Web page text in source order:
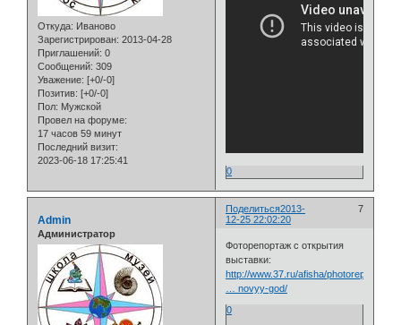
Откуда: Иваново
Зарегистрирован: 2013-04-28
Приглашений: 0
Сообщений: 309
Уважение: [+0/-0]
Позитив: [+0/-0]
Пол: Мужской
Провел на форуме:
17 часов 59 минут
Последний визит:
2023-06-18 17:25:41
0
Поделиться 7
2013-
12-25 22:02:20
Admin
Администратор
Фоторепортаж с открытия
выставки:
http://www.37.ru/afisha/photoreports/vy
… novyy-god/
0